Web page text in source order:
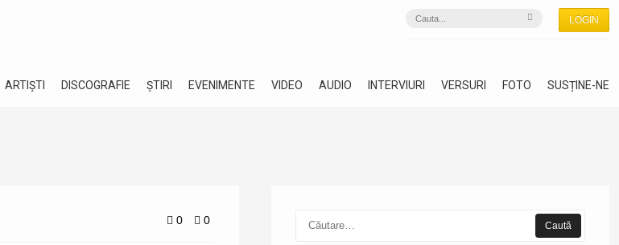
LOGIN
ARTIȘTI DISCOGRAFIE ȘTIRI EVENIMENTE VIDEO AUDIO INTERVIURI VERSURI FOTO SUSȚINE-NE
0 0